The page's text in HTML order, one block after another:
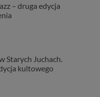
– druga edycja
Starych Juchach.
kultowego